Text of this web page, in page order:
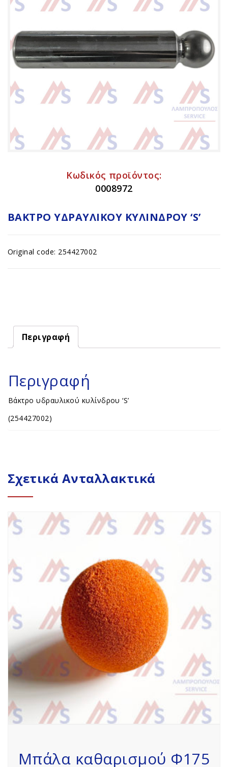
Κωδικός προϊόντος:
0008972
ΒΆΚΤΡΟ ΥΔΡΑΥΛΙΚΟΎ ΚΥΛΊΝΔΡΟΥ ‘S’
Original code: 254427002
Περιγραφή
Περιγραφή
Βάκτρο υδραυλικού κυλίνδρου ‘S’
(254427002)
Σχετικά Ανταλλακτικά
Μπάλα καθαρισμού Φ175